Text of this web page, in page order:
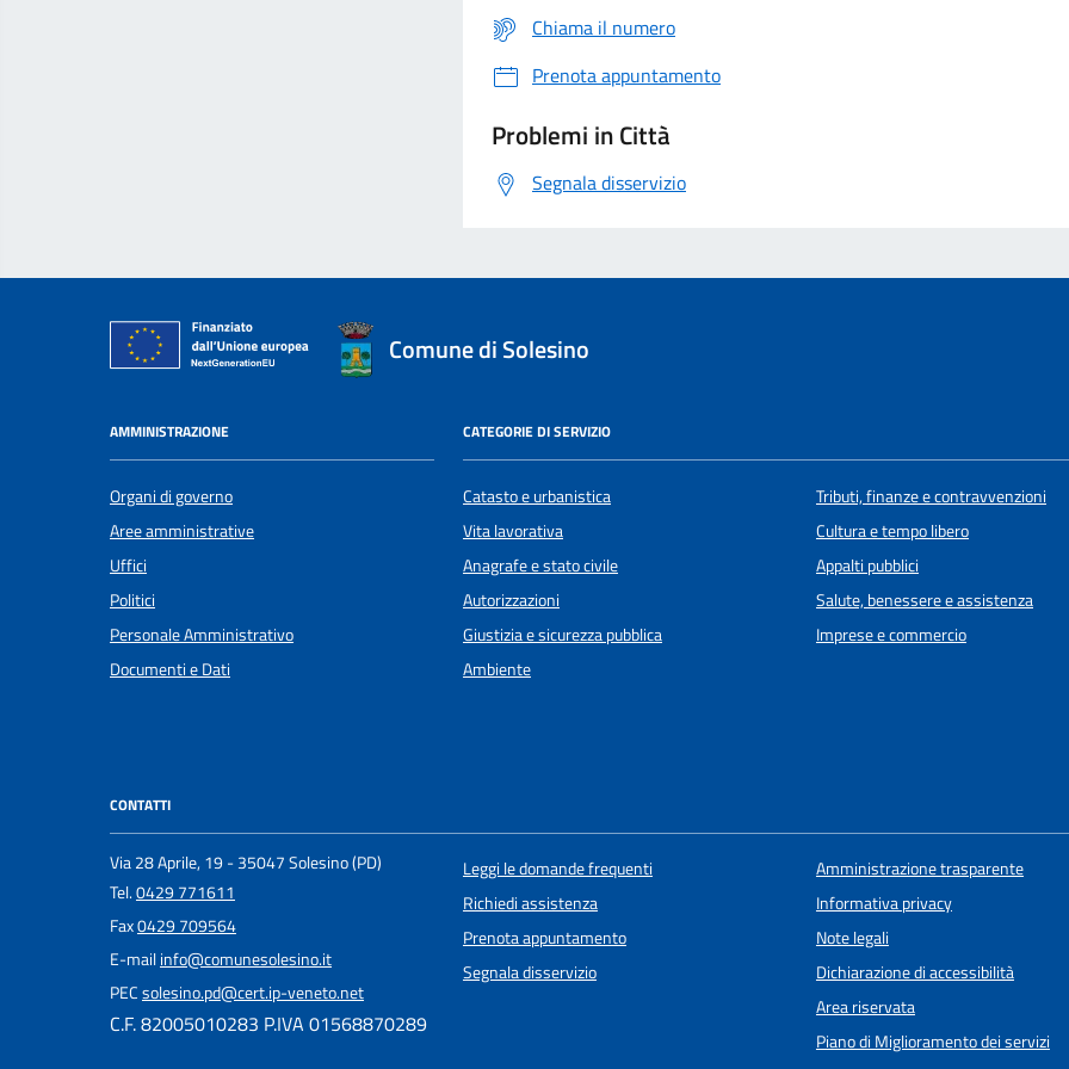
Chiama il numero
Prenota appuntamento
Problemi in Città
Segnala disservizio
Comune di Solesino
AMMINISTRAZIONE
Organi di governo
Aree amministrative
Uffici
Politici
Personale Amministrativo
Documenti e Dati
CATEGORIE DI SERVIZIO
Catasto e urbanistica
Vita lavorativa
Anagrafe e stato civile
Autorizzazioni
Giustizia e sicurezza pubblica
Ambiente
Tributi, finanze e contravvenzioni
Cultura e tempo libero
Appalti pubblici
Salute, benessere e assistenza
Imprese e commercio
CONTATTI
Via 28 Aprile, 19 - 35047 Solesino (PD)
Tel.0429 771611
Fax0429 709564
E-mailinfo@comunesolesino.it
PECsolesino.pd@cert.ip-veneto.net
C.F. 82005010283 P.IVA 01568870289
Leggi le domande frequenti
Richiedi assistenza
Prenota appuntamento
Segnala disservizio
Amministrazione trasparente
Informativa privacy
Note legali
Dichiarazione di accessibilità
Area riservata
Piano di Miglioramento dei servizi